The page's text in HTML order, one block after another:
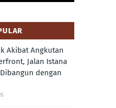
Akibat Angkutan
Jalan Istana
dengan